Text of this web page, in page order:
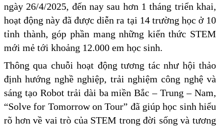
ngày 26/4/2025, đến nay sau hơn 1 tháng triển khai,
hoạt động này đã được diễn ra tại 14 trường học ở 10
tỉnh thành, góp phần mang những kiến thức STEM
mới mẻ tới khoảng 12.000 em học sinh.
Thông qua chuỗi hoạt động tương tác như hội thảo
định hướng nghề nghiệp, trải nghiệm công nghệ và
sáng tạo Robot trải dài ba miền Bắc – Trung – Nam,
“Solve for Tomorrow on Tour” đã giúp học sinh hiểu
rõ hơn về vai trò của STEM trong đời sống và tương